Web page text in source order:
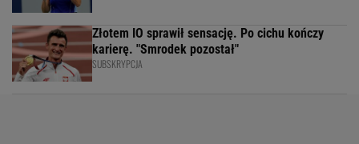
Złotem IO sprawił sensację. Po cichu kończy
karierę. "Smrodek pozostał"
SUBSKRYPCJA